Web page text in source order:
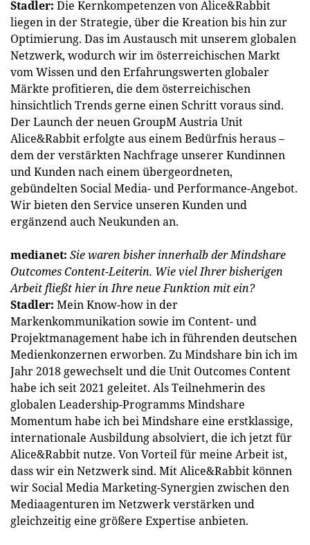
Stadler: Die Kernkompetenzen von Alice&Rabbit
liegen in der Strategie, über die Kreation bis hin zur
Optimierung. Das im Austausch mit unserem globalen
Netzwerk, wodurch wir im österreichischen Markt
vom Wissen und den Erfahrungswerten globaler
Märkte profitieren, die dem österreichischen
hinsichtlich Trends gerne einen Schritt voraus sind.
Der Launch der neuen GroupM Austria Unit
Alice&Rabbit erfolgte aus einem Bedürfnis heraus –
dem der verstärkten Nachfrage unserer Kundinnen
und Kunden nach einem übergeordneten,
gebündelten Social Media- und Performance-Angebot.
Wir bieten den Service unseren Kunden und
ergänzend auch Neukunden an.
medianet: Sie waren bisher innerhalb der Mindshare
Outcomes Content-Leiterin. Wie viel Ihrer bisherigen
Arbeit fließt hier in Ihre neue Funktion mit ein?
Stadler: Mein Know-how in der
Markenkommunikation sowie im Content- und
Projektmanagement habe ich in führenden deutschen
Medienkonzernen erworben. Zu Mindshare bin ich im
Jahr 2018 gewechselt und die Unit Outcomes Content
habe ich seit 2021 geleitet. Als Teilnehmerin des
globalen Leadership-Programms Mindshare
Momentum habe ich bei Mind­share eine erstklassige,
internationale Ausbildung absolviert, die ich jetzt für
Alice&Rabbit nutze. Von Vorteil für meine Arbeit ist,
dass wir ein Netzwerk sind. Mit Alice&Rabbit können
wir Social Media Marketing-Synergien zwischen den
Mediaagenturen im Netzwerk verstärken und
gleichzeitig eine größere Expertise anbieten.